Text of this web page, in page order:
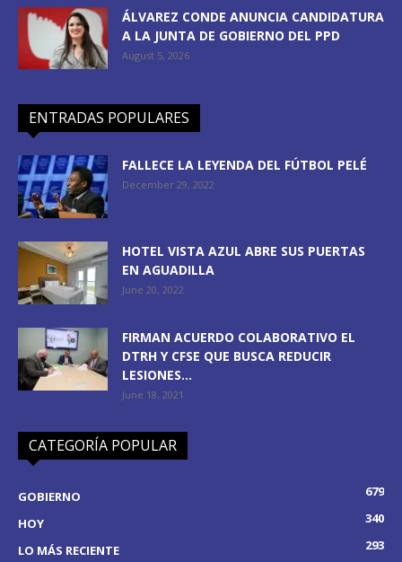
ÁLVAREZ CONDE ANUNCIA CANDIDATURA
A LA JUNTA DE GOBIERNO DEL PPD
August 5, 2026
ENTRADAS POPULARES
FALLECE LA LEYENDA DEL FÚTBOL PELÉ
December 29, 2022
HOTEL VISTA AZUL ABRE SUS PUERTAS
EN AGUADILLA
June 20, 2022
FIRMAN ACUERDO COLABORATIVO EL
DTRH Y CFSE QUE BUSCA REDUCIR
LESIONES...
June 18, 2021
CATEGORÍA POPULAR
GOBIERNO
679
HOY
340
LO MÁS RECIENTE
293